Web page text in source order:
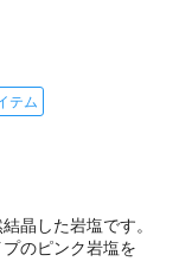
テム
晶した岩塩です。
のピンク岩塩を